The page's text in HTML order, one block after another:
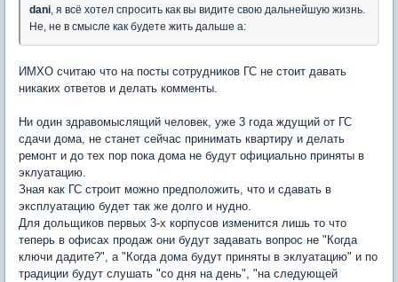
dani, я всё хотел спросить как вы видите свою дальнейшую жизнь.
Не, не в смысле как будете жить дальше а:
ИМХО считаю что на посты сотрудников ГС не стоит давать
никаких ответов и делать комменты.
Ни один здравомыслящий человек, уже 3 года ждущий от ГС
сдачи дома, не станет сейчас принимать квартиру и делать
ремонт и до тех пор пока дома не будут официально приняты в
эклуатацию.
Зная как ГС строит можно предположить, что и сдавать в
эксплуатацию будет так же долго и нудно.
Для дольщиков первых 3-х корпусов изменится лишь то что
теперь в офисах продаж они будут задавать вопрос не "Когда
ключи дадите?", а "Когда дома будут приняты в эклуатацию" и по
традиции будут слушать "со дня на день", "на следующей